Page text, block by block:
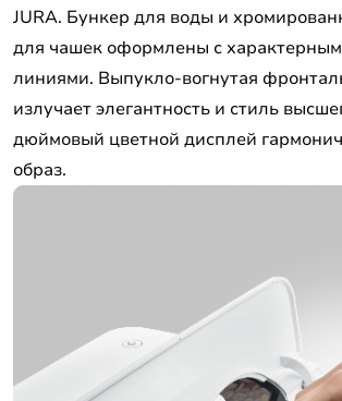
JURA. Бункер для воды и
для чашек оформлены с
линиями. Выпукло-вогнутая
излучает элегантность и стиль
дюймовый цветной дисплей
образ.